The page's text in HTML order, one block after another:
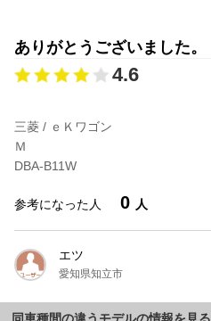
ありがとうございました。
4.6
三菱 / ｅＫワゴン
Ｍ
DBA-B11W
参考になった人 0 人
エツ
愛知県知立市